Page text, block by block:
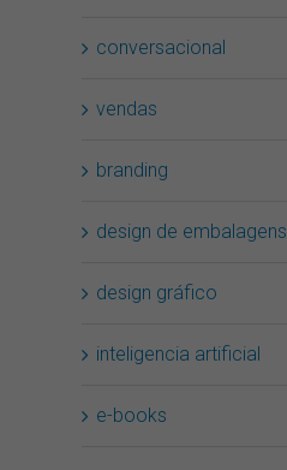
conversacional
vendas
branding
design de embalagens
design gráfico
inteligencia artificial
e-books